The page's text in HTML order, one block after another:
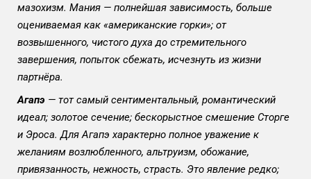
мазохизм. Мания — полнейшая зависимость, больше
оцениваемая как «американские горки»; от
возвышенного, чистого духа до стремительного
завершения, попыток сбежать, исчезнуть из жизни
партнёра.
Агапэ — тот самый сентиментальный, романтический
идеал; золотое сечение; бескорыстное смешение Сторге
и Эроса. Для Агапэ характерно полное уважение к
желаниям возлюбленного, альтруизм, обожание,
привязанность, нежность, страсть. Это явление редко;